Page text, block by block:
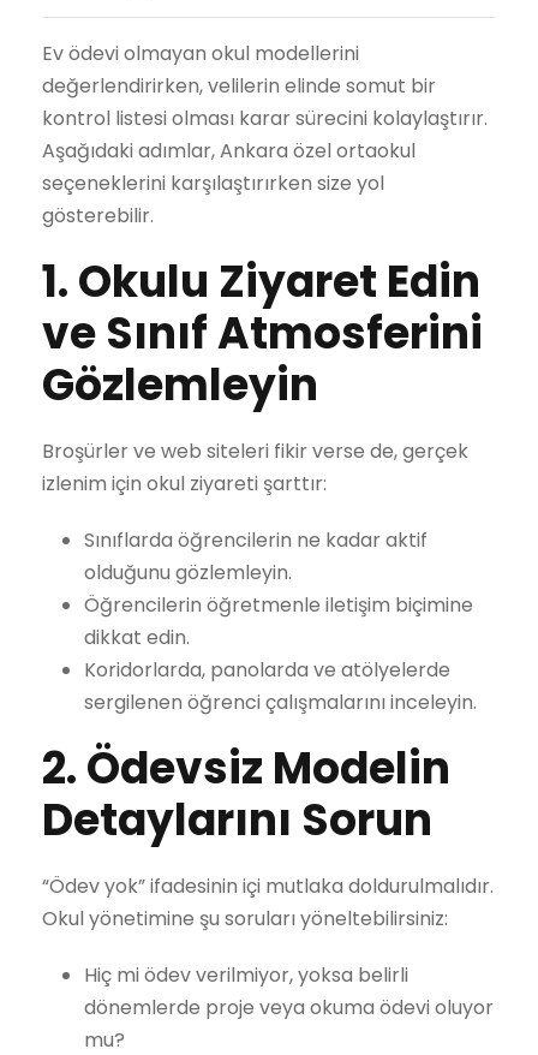
Ev ödevi olmayan okul modellerini
değerlendirirken, velilerin elinde somut bir
kontrol listesi olması karar sürecini kolaylaştırır.
Aşağıdaki adımlar, Ankara özel ortaokul
seçeneklerini karşılaştırırken size yol
gösterebilir.
1. Okulu Ziyaret Edin
ve Sınıf Atmosferini
Gözlemleyin
Broşürler ve web siteleri fikir verse de, gerçek
izlenim için okul ziyareti şarttır:
Sınıflarda öğrencilerin ne kadar aktif
olduğunu gözlemleyin.
Öğrencilerin öğretmenle iletişim biçimine
dikkat edin.
Koridorlarda, panolarda ve atölyelerde
sergilenen öğrenci çalışmalarını inceleyin.
2. Ödevsiz Modelin
Detaylarını Sorun
“Ödev yok” ifadesinin içi mutlaka doldurulmalıdır.
Okul yönetimine şu soruları yöneltebilirsiniz:
Hiç mi ödev verilmiyor, yoksa belirli
dönemlerde proje veya okuma ödevi oluyor
mu?